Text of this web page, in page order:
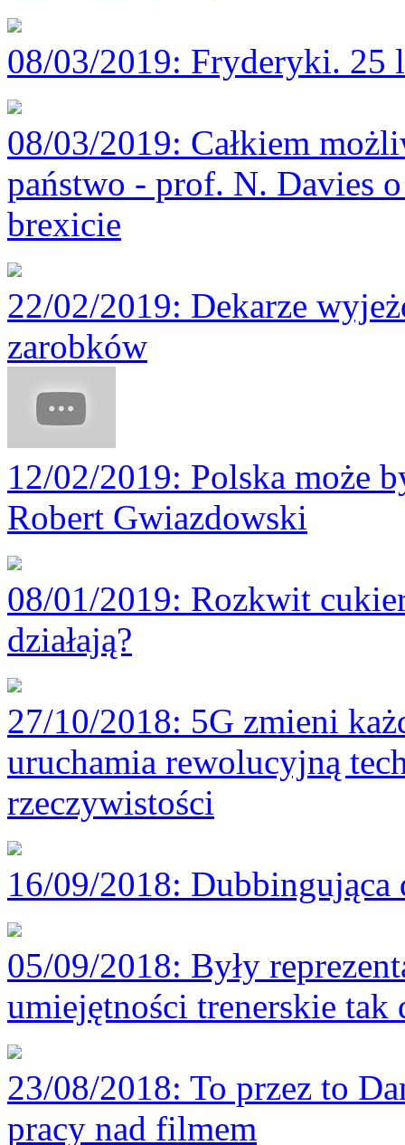
08/03/2019: Fryderyki. 25
08/03/2019: Całkiem
państwo - prof. N. Davies
brexicie
22/02/2019: Dekarze
zarobków
12/02/2019: Polska może
Robert Gwiazdowski
08/01/2019: Rozkwit
działają?
27/10/2018: 5G zmieni
uruchamia rewolucyjną
rzeczywistości
16/09/2018: Dubbingująca
05/09/2018: Były
umiejętności trenerskie tak
23/08/2018: To przez to
pracy nad filmem